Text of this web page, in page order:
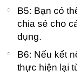
B5: Bạn có
chia sẻ cho
dụng.
B6: Nếu kết
thực hiện lại